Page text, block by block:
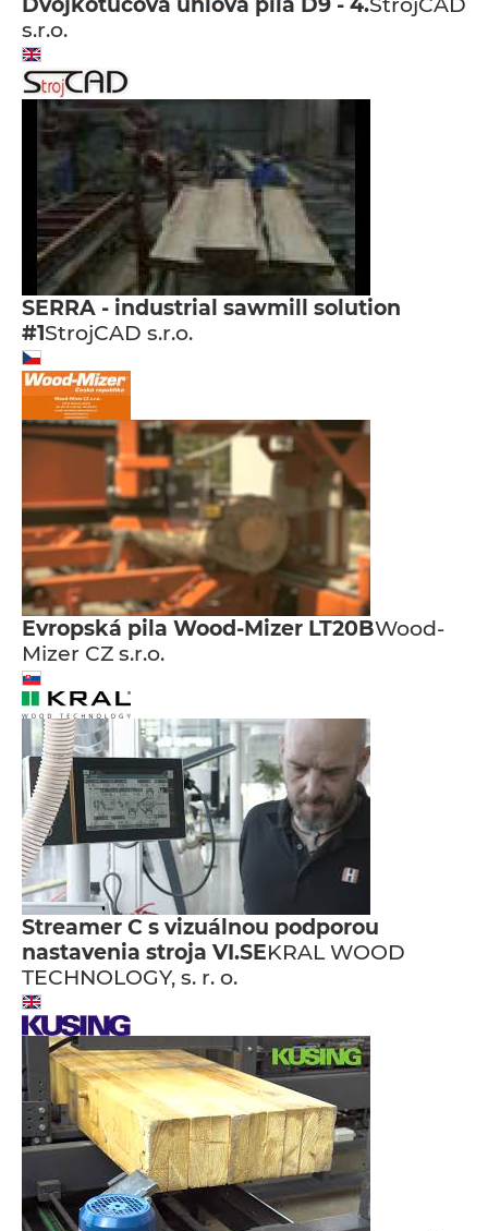
s.r.o.
SERRA - industrial sawmill solution
#1StrojCAD s.r.o.
Evropská pila Wood-Mizer LT20BWood-
Mizer CZ s.r.o.
Streamer C s vizuálnou podporou
nastavenia stroja VI.SEKRAL WOOD
TECHNOLOGY, s. r. o.